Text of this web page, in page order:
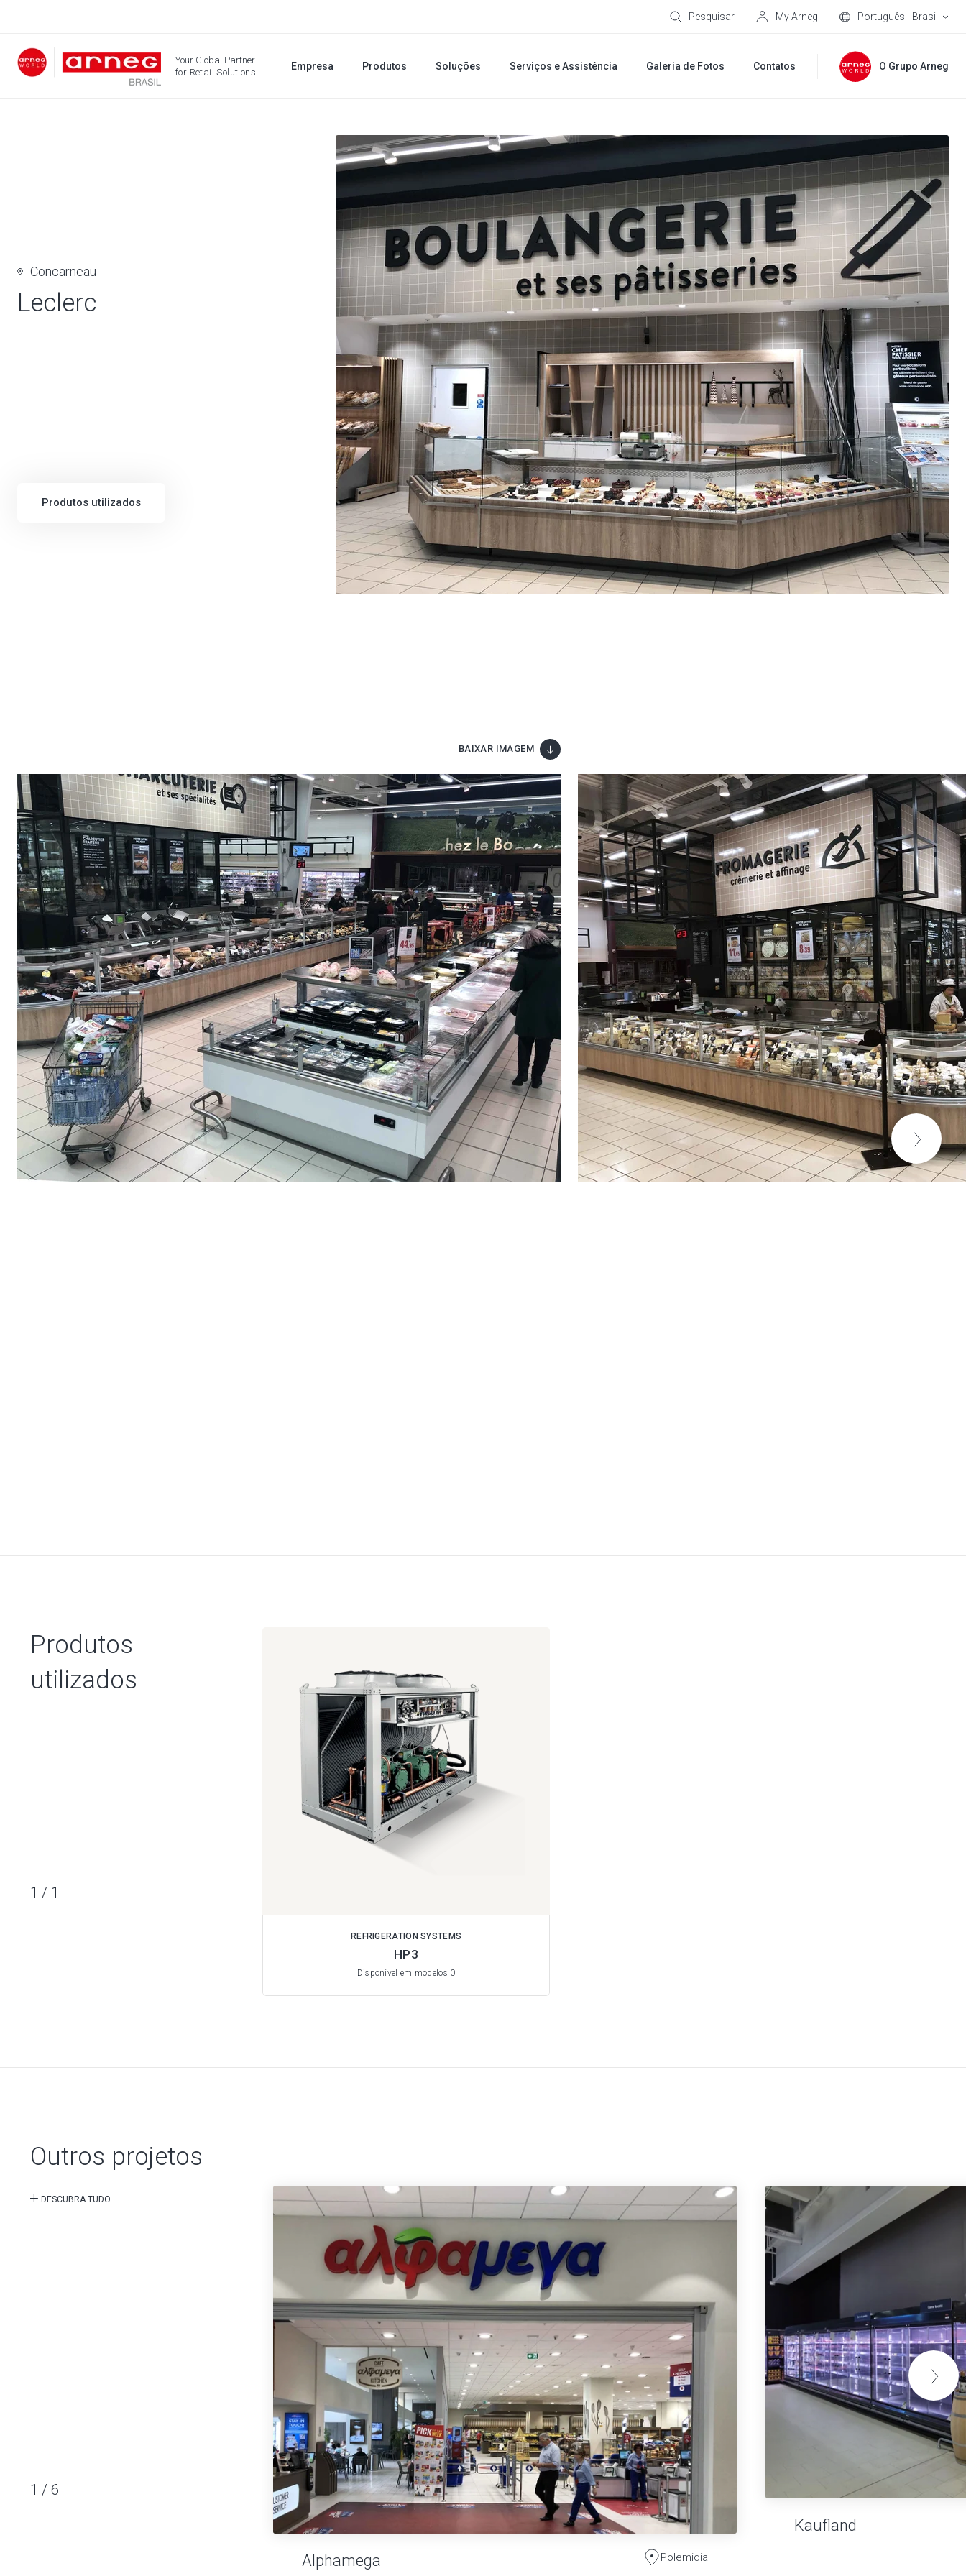
Pesquisar My Arneg Português - Brasil
Your Global Partner
for Retail Solutions
Empresa Produtos Soluções Serviços e Assistência Galeria de Fotos Contatos O Grupo Arneg
Concarneau
Leclerc
Produtos utilizados
BAIXAR IMAGEM
Produtos
utilizados
1 / 1
REFRIGERATION SYSTEMS
HP3
Disponível em modelos 0
Outros projetos
DESCUBRA TUDO
1 / 6
Alphamega Polemidia
Kaufland